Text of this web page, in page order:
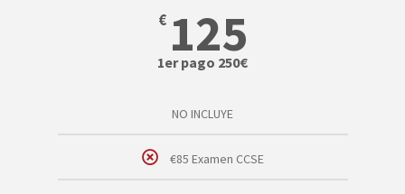
€ 125
1er pago 250€
NO INCLUYE
€85 Examen CCSE